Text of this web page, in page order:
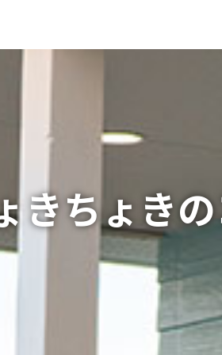
きちょき